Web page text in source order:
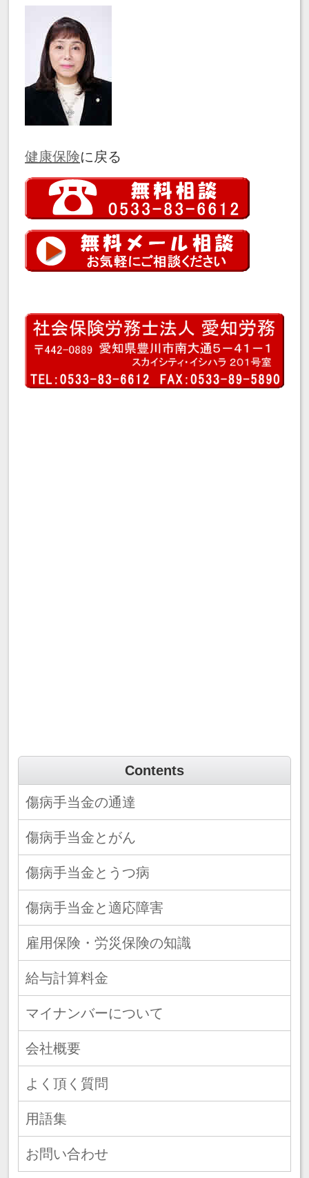
健康保険に戻る
Contents
傷病手当金の通達
傷病手当金とがん
傷病手当金とうつ病
傷病手当金と適応障害
雇用保険・労災保険の知識
給与計算料金
マイナンバーについて
会社概要
よく頂く質問
用語集
お問い合わせ